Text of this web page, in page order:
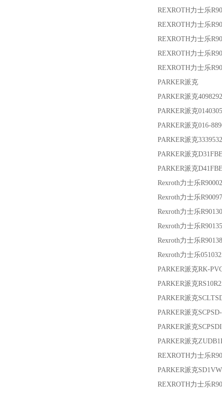
REXROTH力士乐
REXROTH力士乐
REXROTH力士乐
REXROTH力士乐
REXROTH力士乐
PARKER派克
PARKER派克
PARKER派克
PARKER派克016-
PARKER派克
PARKER派克
PARKER派克
Rexroth力士乐
Rexroth力士乐
Rexroth力士乐
Rexroth力士乐
Rexroth力士乐
Rexroth力士乐
PARKER派克RK-
PARKER派克
PARKER派克
PARKER派克
PARKER派克
PARKER派克
REXROTH力士乐
PARKER派克
REXROTH力士乐